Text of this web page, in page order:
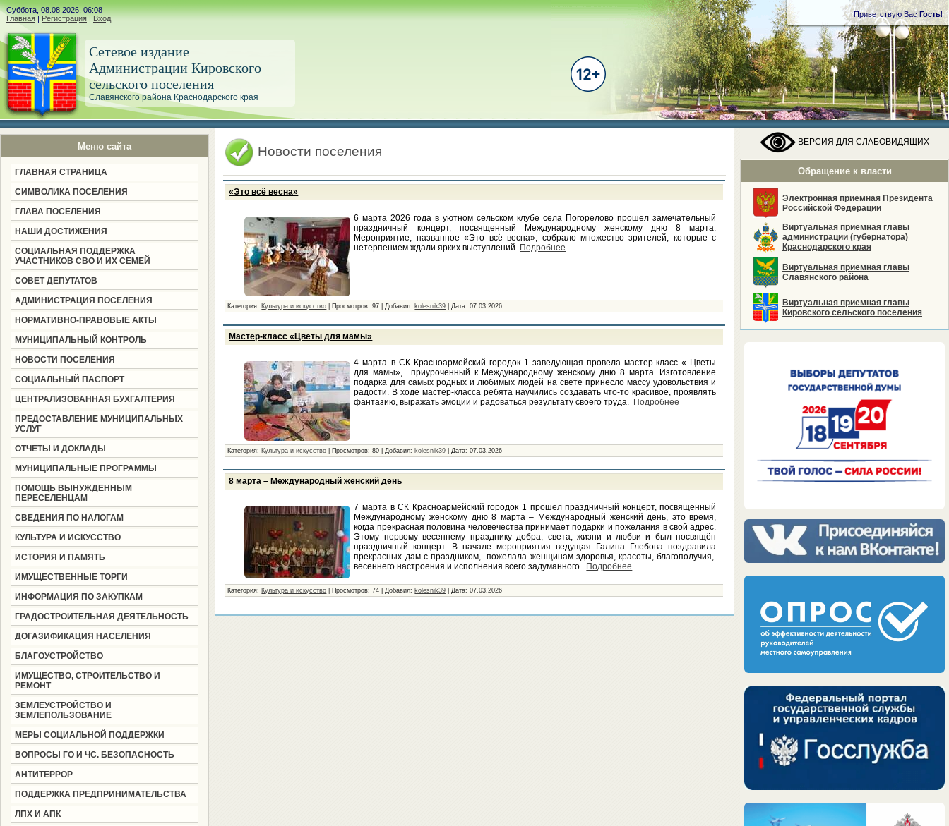
Суббота, 08.08.2026, 06:08
Главная | Регистрация | Вход Приветствую Вас Гость!
Сетевое издание
Администрации Кировского
сельского поселения
Славянского района Краснодарского края
Меню сайта
ГЛАВНАЯ СТРАНИЦА
СИМВОЛИКА ПОСЕЛЕНИЯ
ГЛАВА ПОСЕЛЕНИЯ
НАШИ ДОСТИЖЕНИЯ
СОЦИАЛЬНАЯ ПОДДЕРЖКА
УЧАСТНИКОВ СВО И ИХ СЕМЕЙ
СОВЕТ ДЕПУТАТОВ
АДМИНИСТРАЦИЯ ПОСЕЛЕНИЯ
НОРМАТИВНО-ПРАВОВЫЕ АКТЫ
МУНИЦИПАЛЬНЫЙ КОНТРОЛЬ
НОВОСТИ ПОСЕЛЕНИЯ
СОЦИАЛЬНЫЙ ПАСПОРТ
ЦЕНТРАЛИЗОВАННАЯ БУХГАЛТЕРИЯ
ПРЕДОСТАВЛЕНИЕ МУНИЦИПАЛЬНЫХ
УСЛУГ
ОТЧЕТЫ И ДОКЛАДЫ
МУНИЦИПАЛЬНЫЕ ПРОГРАММЫ
ПОМОЩЬ ВЫНУЖДЕННЫМ
ПЕРЕСЕЛЕНЦАМ
СВЕДЕНИЯ ПО НАЛОГАМ
КУЛЬТУРА И ИСКУССТВО
ИСТОРИЯ И ПАМЯТЬ
ИМУЩЕСТВЕННЫЕ ТОРГИ
ИНФОРМАЦИЯ ПО ЗАКУПКАМ
ГРАДОСТРОИТЕЛЬНАЯ ДЕЯТЕЛЬНОСТЬ
ДОГАЗИФИКАЦИЯ НАСЕЛЕНИЯ
БЛАГОУСТРОЙСТВО
ИМУЩЕСТВО, СТРОИТЕЛЬСТВО И
РЕМОНТ
ЗЕМЛЕУСТРОЙСТВО И
ЗЕМЛЕПОЛЬЗОВАНИЕ
МЕРЫ СОЦИАЛЬНОЙ ПОДДЕРЖКИ
ВОПРОСЫ ГО И ЧС. БЕЗОПАСНОСТЬ
АНТИТЕРРОР
ПОДДЕРЖКА ПРЕДПРИНИМАТЕЛЬСТВА
ЛПХ И АПК
ВЕРСИЯ ДЛЯ СЛАБОВИДЯЩИХ
Обращение к власти
Электронная приемная Президента
Российской Федерации
Виртуальная приёмная главы
администрации (губернатора)
Краснодарского края
Виртуальная приемная главы
Славянского района
Виртуальная приемная главы
Кировского сельского поселения
Новости поселения
«Это всё весна»
6 марта 2026 года в уютном сельском клубе села Погорелово прошел замечательный
праздничный концерт, посвященный Международному женскому дню 8 марта.
Мероприятие, названное «Это всё весна», собрало множество зрителей, которые с
нетерпением ждали ярких выступлений. Подробнее
Категория: Культура и искусство Просмотров: 97 |Добавил: kolesnik39 |Дата: 07.03.2026
Мастер-класс «Цветы для мамы»
4 марта в СК Красноармейский городок 1 заведующая провела мастер-класс « Цветы
для мамы», приуроченный к Международному женскому дню 8 марта. Изготовление
подарка для самых родных и любимых людей на свете принесло массу удовольствия и
радости. В ходе мастер-класса ребята научились создавать что-то красивое, проявлять
фантазию, выражать эмоции и радоваться результату своего труда. Подробнее
Категория: Культура и искусство Просмотров: 80 |Добавил: kolesnik39 |Дата: 07.03.2026
8 марта – Международный женский день
7 марта в СК Красноармейский городок 1 прошел праздничный концерт, посвященный
Международному женскому дню 8 марта – Международный женский день, это время,
когда прекрасная половина человечества принимает подарки и пожелания в свой адрес.
Этому первому весеннему празднику добра, света, жизни и любви и был посвящён
праздничный концерт. В начале мероприятия ведущая Галина Глебова поздравила
прекрасных дам с праздником, пожелала женщинам здоровья, красоты, благополучия,
весеннего настроения и исполнения всего задуманного. Подробнее
Категория: Культура и искусство Просмотров: 74 |Добавил: kolesnik39 |Дата: 07.03.2026